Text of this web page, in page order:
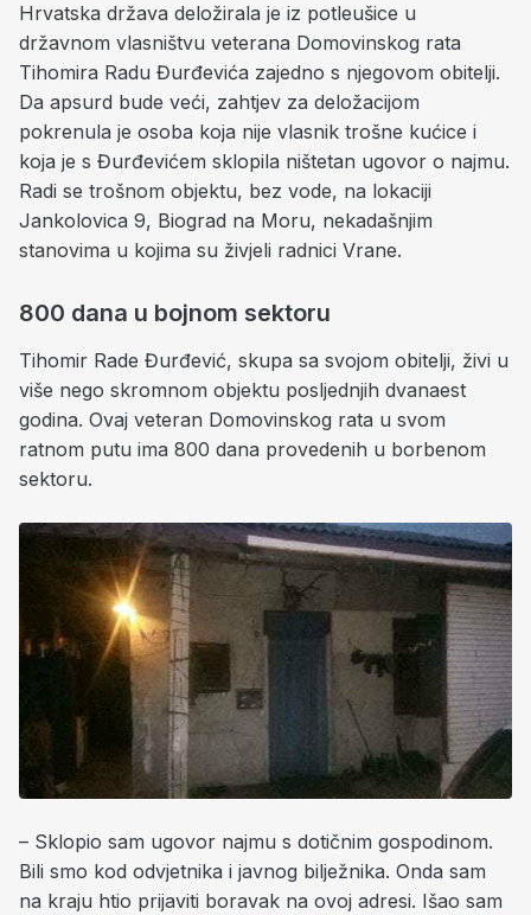
Hrvatska država deložirala je iz potleušice u
državnom vlasništvu veterana Domovinskog rata
Tihomira Radu Đurđevića zajedno s njegovom obitelji.
Da apsurd bude veći, zahtjev za deložacijom
pokrenula je osoba koja nije vlasnik trošne kućice i
koja je s Đurđevićem sklopila ništetan ugovor o najmu.
Radi se trošnom objektu, bez vode, na lokaciji
Jankolovica 9, Biograd na Moru, nekadašnjim
stanovima u kojima su živjeli radnici Vrane.
800 dana u bojnom sektoru
Tihomir Rade Đurđević, skupa sa svojom obitelji, živi u
više nego skromnom objektu posljednjih dvanaest
godina. Ovaj veteran Domovinskog rata u svom
ratnom putu ima 800 dana provedenih u borbenom
sektoru.
– Sklopio sam ugovor najmu s dotičnim gospodinom.
Bili smo kod odvjetnika i javnog bilježnika. Onda sam
na kraju htio prijaviti boravak na ovoj adresi. Išao sam